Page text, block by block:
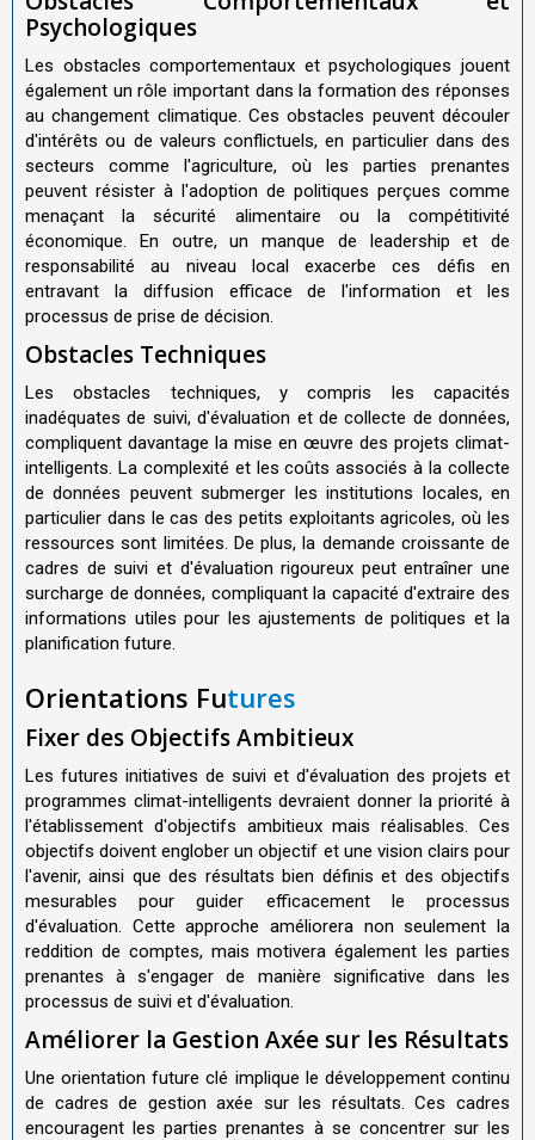
Psychologiques
Les obstacles comportementaux et psychologiques jouent
également un rôle important dans la formation des réponses
au changement climatique. Ces obstacles peuvent découler
d'intérêts ou de valeurs conflictuels, en particulier dans des
secteurs comme l'agriculture, où les parties prenantes
peuvent résister à l'adoption de politiques perçues comme
menaçant la sécurité alimentaire ou la compétitivité
économique. En outre, un manque de leadership et de
responsabilité au niveau local exacerbe ces défis en
entravant la diffusion efficace de l'information et les
processus de prise de décision.
Obstacles Techniques
Les obstacles techniques, y compris les capacités
inadéquates de suivi, d'évaluation et de collecte de données,
compliquent davantage la mise en œuvre des projets climat-
intelligents. La complexité et les coûts associés à la collecte
de données peuvent submerger les institutions locales, en
particulier dans le cas des petits exploitants agricoles, où les
ressources sont limitées. De plus, la demande croissante de
cadres de suivi et d'évaluation rigoureux peut entraîner une
surcharge de données, compliquant la capacité d'extraire des
informations utiles pour les ajustements de politiques et la
planification future.
Orientations Futures
Fixer des Objectifs Ambitieux
Les futures initiatives de suivi et d'évaluation des projets et
programmes climat-intelligents devraient donner la priorité à
l'établissement d'objectifs ambitieux mais réalisables. Ces
objectifs doivent englober un objectif et une vision clairs pour
l'avenir, ainsi que des résultats bien définis et des objectifs
mesurables pour guider efficacement le processus
d'évaluation. Cette approche améliorera non seulement la
reddition de comptes, mais motivera également les parties
prenantes à s'engager de manière significative dans les
processus de suivi et d'évaluation.
Améliorer la Gestion Axée sur les Résultats
Une orientation future clé implique le développement continu
de cadres de gestion axée sur les résultats. Ces cadres
encouragent les parties prenantes à se concentrer sur les